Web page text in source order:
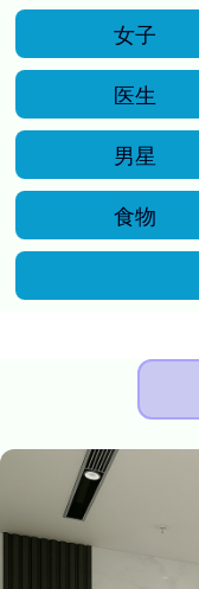
女子
医生
男星
食物